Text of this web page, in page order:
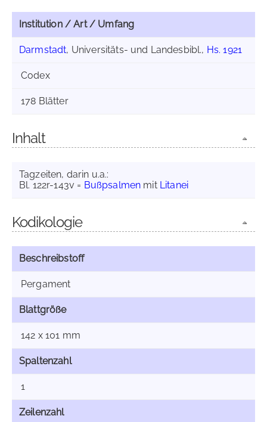
Institution / Art / Umfang
Darmstadt, Universitäts- und Landesbibl., Hs. 1921
Codex
178 Blätter
Inhalt
Tagzeiten, darin u.a.:
Bl. 122r-143v = Bußpsalmen mit Litanei
Kodikologie
Beschreibstoff
Pergament
Blattgröße
142 x 101 mm
Spaltenzahl
1
Zeilenzahl